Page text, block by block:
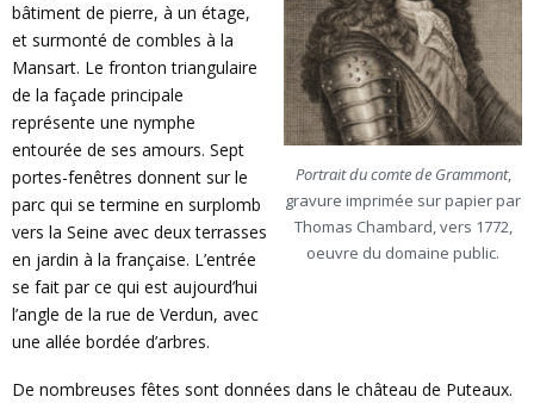
Portrait du comte de Grammont,
gravure imprimée sur papier par
Thomas Chambard, vers 1772,
oeuvre du domaine public.
bâtiment de pierre, à un étage,
et surmonté de combles à la
Mansart. Le fronton triangulaire
de la façade principale
représente une nymphe
entourée de ses amours. Sept
portes-fenêtres donnent sur le
parc qui se termine en surplomb
vers la Seine avec deux terrasses
en jardin à la française. L’entrée
se fait par ce qui est aujourd’hui
l’angle de la rue de Verdun, avec
une allée bordée d’arbres.
De nombreuses fêtes sont données dans le château de Puteaux.